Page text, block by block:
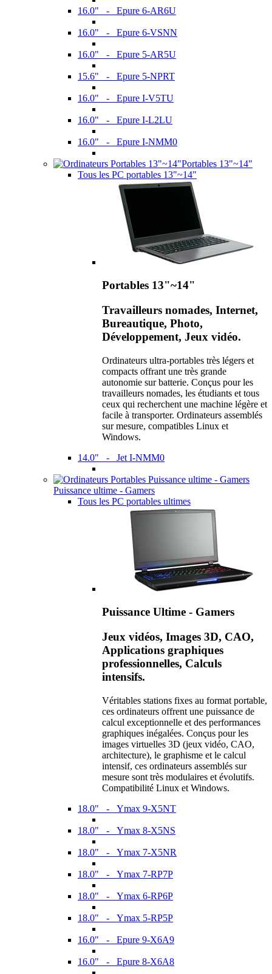
16.0" - Epure 6-AR6U
16.0" - Epure 6-VSNN
16.0" - Epure 5-AR5U
15.6" - Epure 5-NPRT
16.0" - Epure I-V5TU
16.0" - Epure I-L2LU
16.0" - Epure I-NMM0
Portables 13"~14"
Tous les PC portables 13"~14"
Portables 13"~14"
Travailleurs nomades, Internet,
Bureautique, Photo,
Développement, Jeux vidéo.
Ordinateurs ultra-portables très légers et
compacts offrant une très grande
autonomie sur batterie. Conçus pour les
travailleurs nomades, les étudiants et tous
ceux qui recherchent une machine légère et
facile à transporter. Ordinateurs assemblés
sur mesure, compatibles Linux et
Windows.
14.0" - Jet I-NMM0
Puissance ultime - Gamers
Tous les PC portables ultimes
Puissance Ultime - Gamers
Jeux vidéos, Images 3D, CAO,
Applications graphiques
professionnelles, Calculs
intensifs.
Véritables stations fixes au format portable,
ces ordinateurs offrent une puissance de
calcul exceptionnelle et des performances
graphiques inégalées. Conçus pour les
images virtuelles 3D (jeux vidéo, CAO,
architecture), le graphisme et le calcul
intensif, ces ordinateurs assemblés sur
mesure sont très modulaires et évolutifs.
Compatibilité Linux et Windows.
18.0" - Ymax 9-X5NT
18.0" - Ymax 8-X5NS
18.0" - Ymax 7-X5NR
18.0" - Ymax 7-RP7P
18.0" - Ymax 6-RP6P
18.0" - Ymax 5-RP5P
16.0" - Epure 9-X6A9
16.0" - Epure 8-X6A8